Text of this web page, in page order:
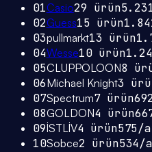
01Casio29 ürün
02Guess15 ürün
03pullmarkt13 ürün
04Wesse10ürün
05CLUPPOLOON8
06Michael Knight3
07Spectrum7ürün692
08GOLDON4 ürün
09İSTLİV4 ürün575/
10Sobce2 ürün534/